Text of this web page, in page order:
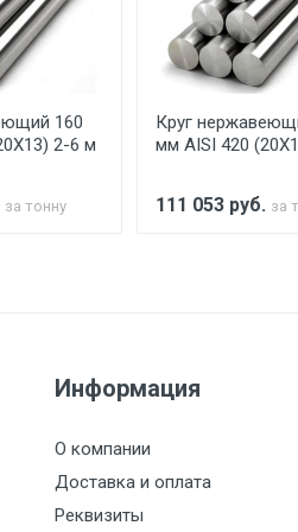
обязан обеспечить
индивидуально.
6500 с НДС
7500 с НДС
9000 с НДС
160
2-6 м
за тонну
Круг
мм AISI 420
111 053 руб. за
Информация
О компании
Доставка и оплата
Реквизиты